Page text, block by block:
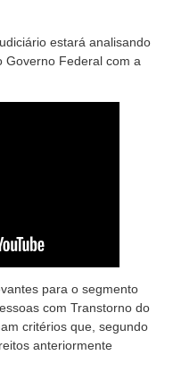
estará analisando
Governo Federal com a
para o segmento
com Transtorno do
critérios que, segundo
anteriormente